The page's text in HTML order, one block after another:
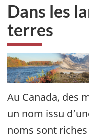
Dans les
terres
Au Canada, des
un nom issu
noms sont